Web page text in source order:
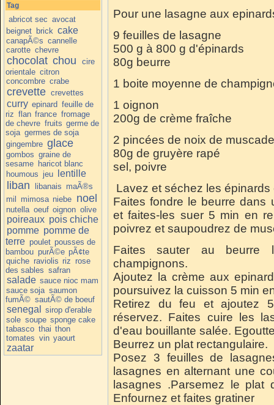
Tag
abricot sec avocat
beignet brick cake
canapÃ©s cannelle
carotte chevre
chocolat chou
cire
orientale citron
concombre crabe
crevette crevettes
curry epinard feuille de
riz flan france fromage
de chevre fruits germe de
soja germes de soja
gingembre glace
gombos graine de
sesame haricot blanc
houmous jeu lentille
liban libanais maÃ®s
mil mimosa niebe noel
nutella oeuf oignon olive
poireaux pois chiche
pomme pomme de
terre poulet pousses de
bambou purÃ©e pÃ¢te
quiche raviolis riz rose
des sables safran
salade sauce nioc mam
sauce soja saumon
fumÃ© sautÃ© de boeuf
senegal
sirop d'erable
sole soupe sponge cake
tabasco thai thon
tomates vin yaourt
zaatar
Pour une lasagne aux
9 feuilles de lasagne
500 g à 800 g d'épinards
80g beurre
1 boite moyenne de
1 oignon
200g de crème fraîche
2 pincées de noix de muscade
80g de gruyère rapé
sel, poivre
Lavez et séchez les
Faites fondre le beurre dans
et faites-les suer 5 min en
poivrez et saupoudrez de
Faites sauter au beurre
champignons.
Ajoutez la crème aux
poursuivez la cuisson 5 min
Retirez du feu et ajoutez
réservez. Faites cuire les
d'eau bouillante salée.
Beurrez un plat rectangulaire.
Posez 3 feuilles de
lasagnes en alternant une
lasagnes .Parsemez le
Enfournez et faites gratiner